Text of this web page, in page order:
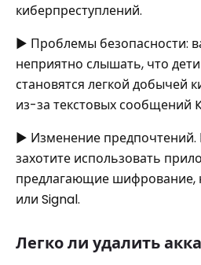
киберпреступлений.
▶ Проблемы безопасности:
неприятно слышать, что
становятся легкой добычей
из-за текстовых сообщений
▶ Изменение
захотите использовать
предлагающие
или Signal.
Легко ли удалить